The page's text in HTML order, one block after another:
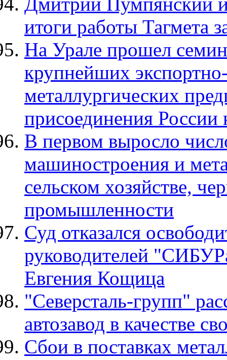
итоги работы Тагмета
На Урале прошел
крупнейших
металлургических
присоединения
В первом выросло
машиностроения и
сельском хозяйстве,
промышленности
Суд отказался
руководителей
Евгения Кощица
"Северсталь-групп"
автозавод в качестве
Сбои в поставках